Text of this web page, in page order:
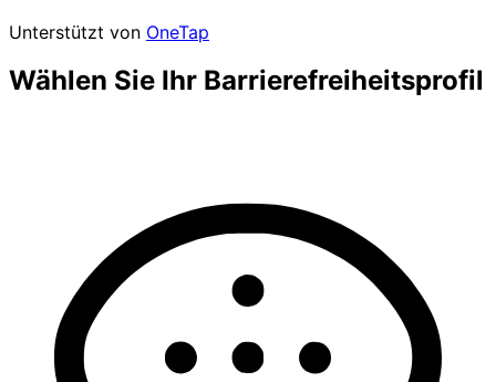
Unterstützt von OneTap
Wählen Sie Ihr Barrierefreiheitsprofil